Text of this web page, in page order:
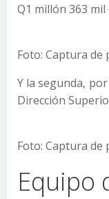
Q1 millón 363 mil
Foto: Captura de
Y la segunda,
Dirección
Foto: Captura de
Equipo